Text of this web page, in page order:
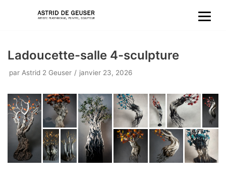
contenu
Ladoucette-salle 4-sculpture
par Astrid 2 Geuser janvier 23, 2026